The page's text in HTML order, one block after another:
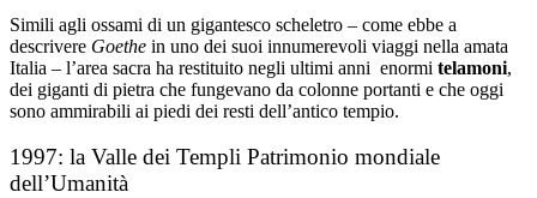
Simili agli ossami di un gigantesco scheletro – come ebbe a
descrivere Goethe in uno dei suoi innumerevoli viaggi nella amata
Italia – l’area sacra ha restituito negli ultimi anni enormi telamoni,
dei giganti di pietra che fungevano da colonne portanti e che oggi
sono ammirabili ai piedi dei resti dell’antico tempio.
1997: la Valle dei Templi Patrimonio mondiale
dell’Umanità